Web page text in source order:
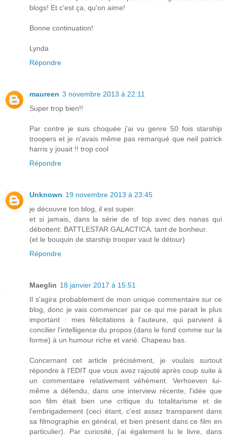
blogs! Et c'est ça, qu'on aime!
Bonne continuation!
Lynda
Répondre
maureen 3 novembre 2013 à 22:11
Super trop bien!!
Par contre je suis choquée j'ai vu genre 50 fois starship
troopers et je n'avais même pas remarqué que neil patrick
harris y jouait !! trop cool
Répondre
Unknown 19 novembre 2013 à 23:45
je découvre ton blog, il est super.
et si jamais, dans la série de sf top avec des nanas qui
débottent: BATTLESTAR GALACTICA. tant de bonheur.
(et le bouquin de starship trooper vaut le détour)
Répondre
Maeglin 18 janvier 2017 à 15:51
Il s'agira probablement de mon unique commentaire sur ce
blog, donc je vais commencer par ce qui me parait le plus
important : mes félicitations à l'auteure, qui parvient à
concilier l'intelligence du propos (dans le fond comme sur la
forme) à un humour riche et varié. Chapeau bas.
Concernant cet article précisément, je voulais surtout
répondre à l'EDIT que vous avez rajouté après coup suite à
un commentaire relativement véhément. Verhoeven lui-
même a défendu, dans une interview récente, l'idée que
son film était bien une critique du totalitarisme et de
l'embrigadement (ceci étant, c'est assez transparent dans
sa filmographie en général, et bien présent dans ce film en
particulier). Par curiosité, j'ai également lu le livre, dans